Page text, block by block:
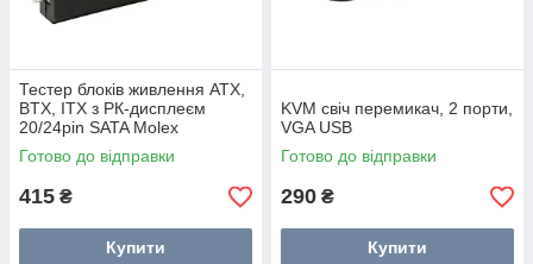
Тестер блоків живлення ATX,
BTX, ITX з РК-дисплеєм
20/24pin SATA Molex
Готово до відправки
415 ₴
Купити
KVM свіч перемикач, 2 порти,
VGA USB
Готово до відправки
290 ₴
Купити